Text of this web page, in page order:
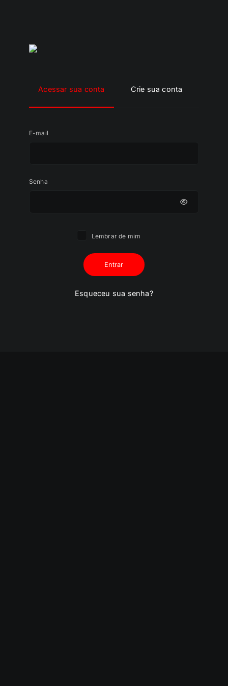
Acessar sua conta Crie sua conta
E-mail
Senha
Lembrar de mim
Entrar
Esqueceu sua senha?